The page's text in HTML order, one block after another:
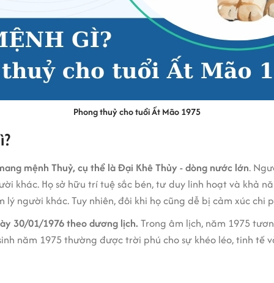
Phong thuỷ cho tuổi Ất Mão 1975
mệnh Thuỷ, cụ thể là Đại Khê Thủy - dòng nước lớn.
khác. Họ sở hữu trí tuệ sắc bén, tư duy linh hoạt và khả
người khác. Tuy nhiên, đôi khi họ cũng dễ bị cảm xúc
30/01/1976 theo dương lịch. Trong âm lịch, năm 1975
năm 1975 thường được trời phú cho sự khéo léo, tinh tế